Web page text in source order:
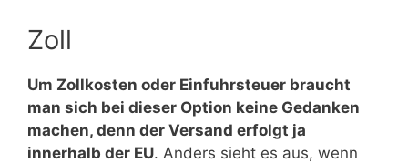
Zoll
Um Zollkosten oder Einfuhrsteuer braucht
man sich bei dieser Option keine Gedanken
machen, denn der Versand erfolgt ja
innerhalb der EU. Anders sieht es aus, wenn